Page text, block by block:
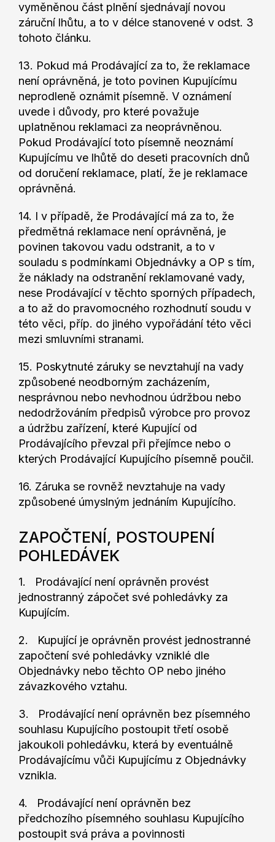
vyměněnou část plnění sjednávají novou
záruční lhůtu, a to v délce stanovené v odst. 3
tohoto článku.
13. Pokud má Prodávající za to, že reklamace
není oprávněná, je toto povinen Kupujícímu
neprodleně oznámit písemně. V oznámení
uvede i důvody, pro které považuje
uplatněnou reklamaci za neoprávněnou.
Pokud Prodávající toto písemně neoznámí
Kupujícímu ve lhůtě do deseti pracovních dnů
od doručení reklamace, platí, že je reklamace
oprávněná.
14. I v případě, že Prodávající má za to, že
předmětná reklamace není oprávněná, je
povinen takovou vadu odstranit, a to v
souladu s podmínkami Objednávky a OP s tím,
že náklady na odstranění reklamované vady,
nese Prodávající v těchto sporných případech,
a to až do pravomocného rozhodnutí soudu v
této věci, příp. do jiného vypořádání této věci
mezi smluvními stranami.
15. Poskytnuté záruky se nevztahují na vady
způsobené neodborným zacházením,
nesprávnou nebo nevhodnou údržbou nebo
nedodržováním předpisů výrobce pro provoz
a údržbu zařízení, které Kupující od
Prodávajícího převzal při přejímce nebo o
kterých Prodávající Kupujícího písemně poučil.
16. Záruka se rovněž nevztahuje na vady
způsobené úmyslným jednáním Kupujícího.
ZAPOČTENÍ, POSTOUPENÍ
POHLEDÁVEK
1. Prodávající není oprávněn provést
jednostranný zápočet své pohledávky za
Kupujícím.
2. Kupující je oprávněn provést jednostranné
započtení své pohledávky vzniklé dle
Objednávky nebo těchto OP nebo jiného
závazkového vztahu.
3. Prodávající není oprávněn bez písemného
souhlasu Kupujícího postoupit třetí osobě
jakoukoli pohledávku, která by eventuálně
Prodávajícímu vůči Kupujícímu z Objednávky
vznikla.
4. Prodávající není oprávněn bez
předchozího písemného souhlasu Kupujícího
postoupit svá práva a povinnosti